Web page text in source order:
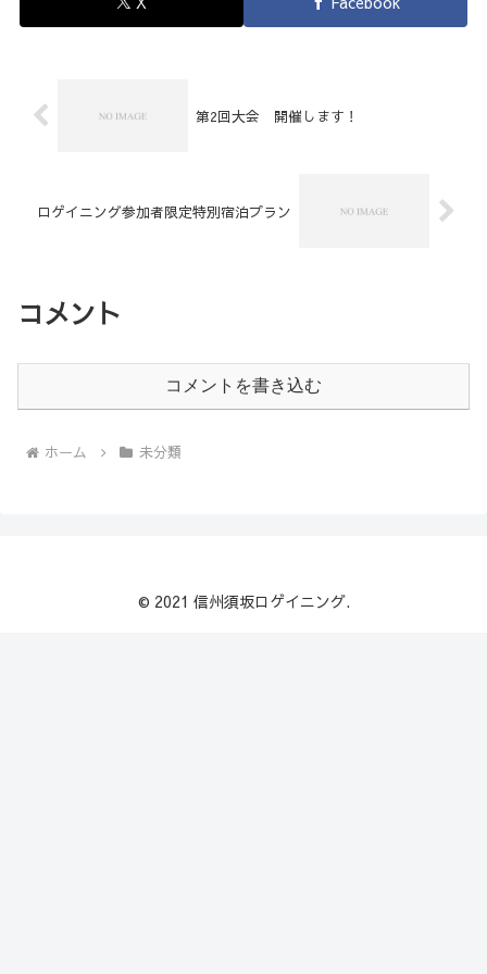
第2回大会 開催します！
ロゲイニング参加者限定特別宿泊プラン
コメント
コメントを書き込む
ホーム 未分類
© 2021 信州須坂ロゲイニング.